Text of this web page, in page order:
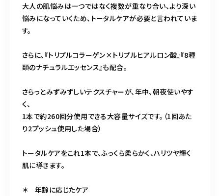
大人の肌悩みは一つではなく複数が重なり合い、より深い
悩みになっていくため、トータルケアが必要と言われていま
す。
さらに、『トリプルコラーゲン×トリプルヒアルロン酸』『8種
類のナチュラルエッセンス』も配合。
さらっとみずみずしいテクスチャーが、年中、朝夜使いやす
く、
1本で約260回分使用できる大容量サイズです。（1回あた
り2プッシュ使用した場合）
トータルケアをこれ1本で、ふっくら柔らかく、ハリツヤ輝く
肌に導きます。
＊ 年齢に応じたケア